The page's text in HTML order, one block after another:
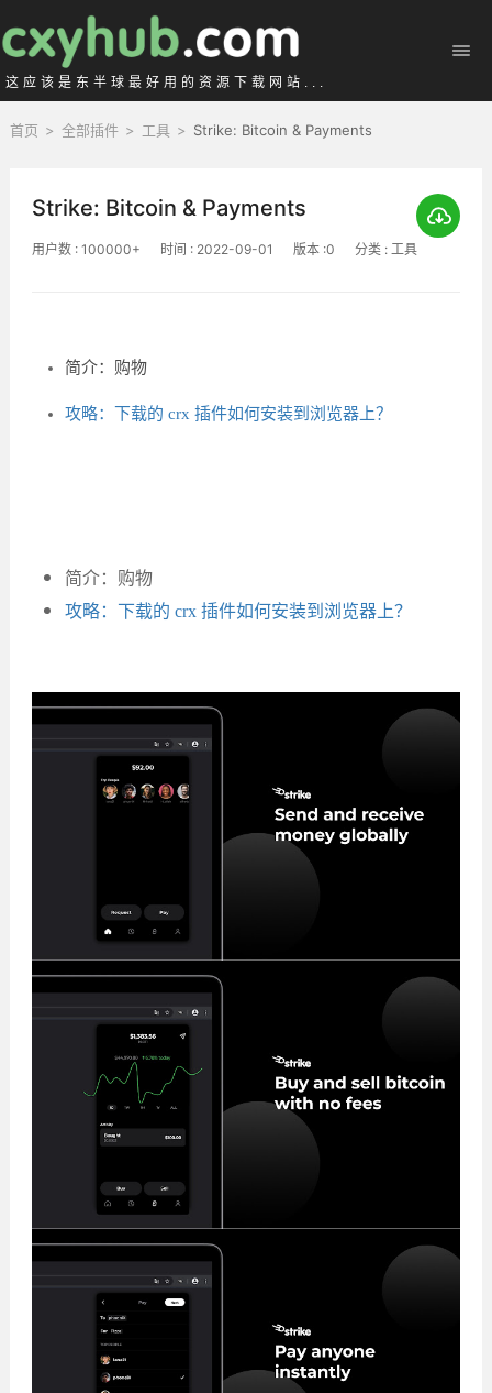
这应该是东半球最好用的资源下载网站...
首页 > 全部插件 > 工具 > Strike: Bitcoin & Payments
Strike: Bitcoin & Payments
用户数 : 100000+ 时间 : 2022-09-01 版本 :0 分类 : 工具
简介：购物
攻略：下载的 crx 插件如何安装到浏览器上？
简介：购物
攻略：下载的 crx 插件如何安装到浏览器上？